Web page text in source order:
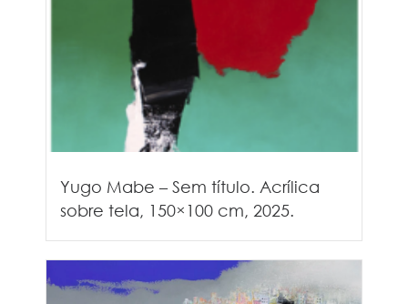
Yugo Mabe – Sem título. Acrílica
sobre tela, 150×100 cm, 2025.